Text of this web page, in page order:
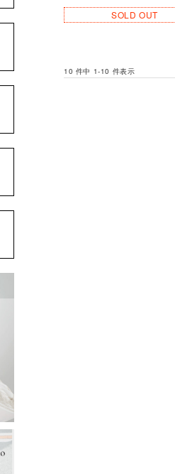
SOLD OUT
10 件中 1-10 件表示